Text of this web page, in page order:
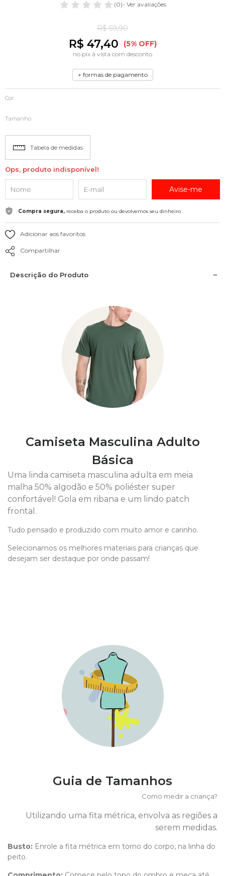
(0)- Ver avaliações
R$ 59,90
R$ 47,40 (5% OFF)
no pix à vista com desconto
+ formas de pagamento
Cor
Tamanho
Tabela de medidas
Ops, produto indisponível!
Avise-me
Compra segura, receba o produto ou devolvemos seu dinheiro
Adicionar aos favoritos
Compartilhar
Descrição do Produto
Camiseta Masculina Adulto
Básica
Uma linda camiseta masculina adulta em meia
malha 50% algodão e 50% poliéster super
confortável! Gola em ribana e um lindo patch
frontal.
Tudo pensado e produzido com muito amor e carinho.
Selecionamos os melhores materiais para crianças que
desejam ser destaque por onde passam!
Guia de Tamanhos
Como medir a criança?
Utilizando uma fita métrica, envolva as regiões a
serem medidas.
Busto: Enrole a fita métrica em torno do corpo, na linha do
peito.